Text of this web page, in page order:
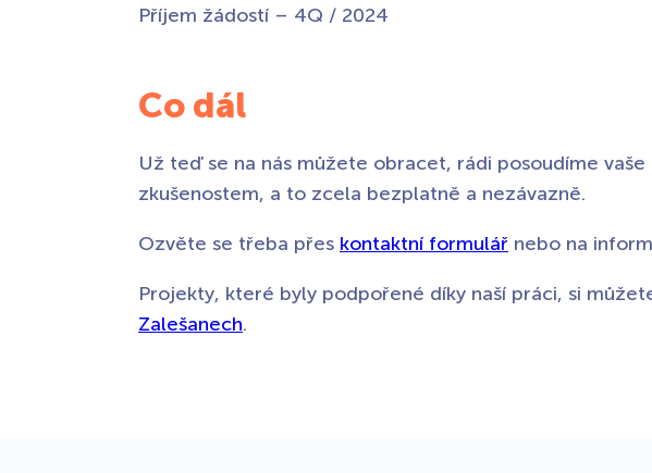
Příjem žádostí – 4Q / 2024
Co dál
Už teď se na nás můžete obracet, rádi posoudíme
zkušenostem, a to zcela bezplatně a nezávazně.
Ozvěte se třeba přes kontaktní formulář nebo na
Projekty, které byly podpořené díky naší práci, si
Zalešanech.